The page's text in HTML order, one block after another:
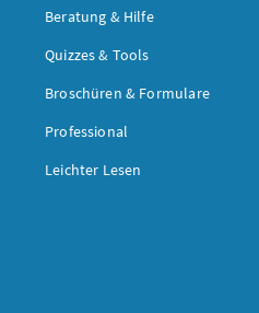
Beratung & Hilfe
Quizzes & Tools
Broschüren & Formulare
Professional
Leichter Lesen